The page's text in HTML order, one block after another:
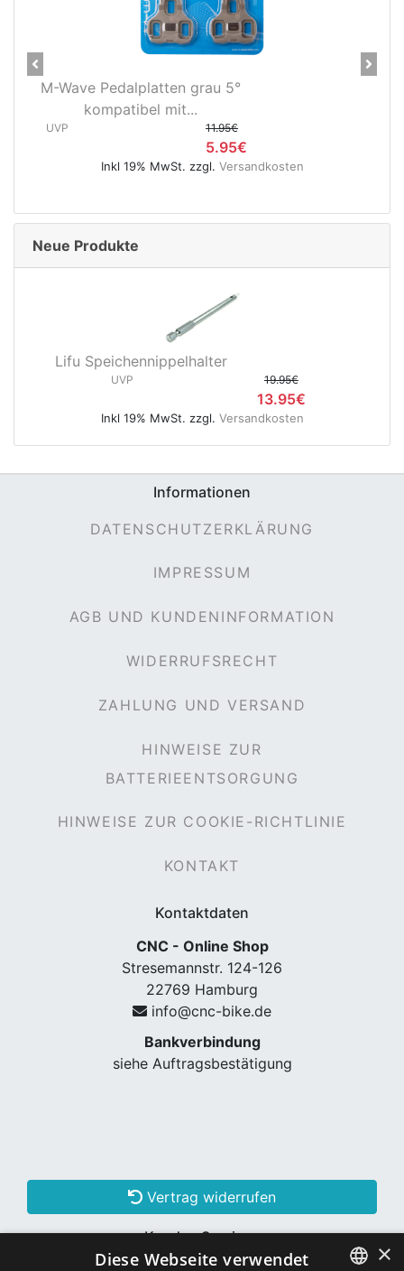
M-Wave Pedalplatten grau 5°
kompatibel mit...
UVP 11.95€
5.95€
Inkl 19% MwSt. zzgl. Versandkosten
Previous Next
Neue Produkte
Lifu Speichennippelhalter
UVP 19.95€
13.95€
Inkl 19% MwSt. zzgl. Versandkosten
Informationen
DATENSCHUTZERKLÄRUNG
IMPRESSUM
AGB UND KUNDENINFORMATION
WIDERRUFSRECHT
ZAHLUNG UND VERSAND
HINWEISE ZUR
BATTERIEENTSORGUNG
HINWEISE ZUR COOKIE-RICHTLINIE
KONTAKT
Kontaktdaten
CNC - Online Shop
Stresemannstr. 124-126
22769 Hamburg
info@cnc-bike.de
Bankverbindung
siehe Auftragsbestätigung
Vertrag widerrufen
Kunden Services
Konto erstellen
×
Diese Webseite verwendet